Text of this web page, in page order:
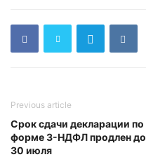
Previous article
Срок сдачи декларации по
форме 3-НДФЛ продлен до
30 июля